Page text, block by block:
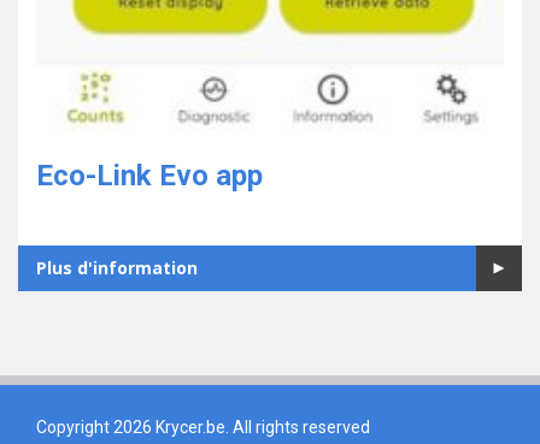
Eco-Link Evo app
Plus d'information
Copyright 2026 Krycer.be. All rights reserved